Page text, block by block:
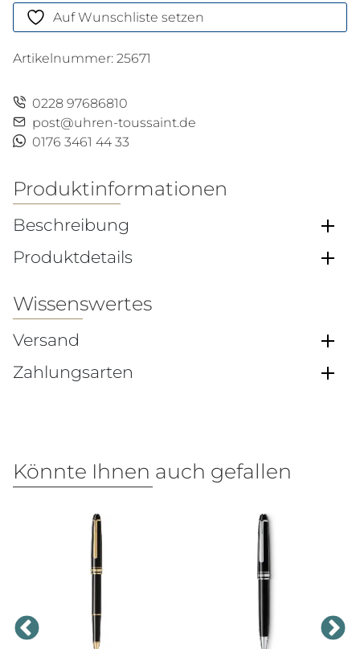
RollerballAuf Wunschliste setzen
Artikelnummer: 25671
0228 97686810
post@uhren-toussaint.de
0176 3461 44 33
Produktinformationen
Beschreibung
Produktdetails
Wissenswertes
Versand
Zahlungsarten
Könnte Ihnen auch gefallen